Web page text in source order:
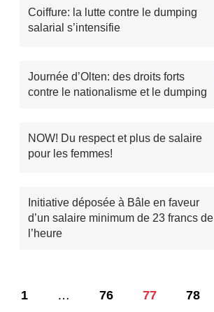
Coiffure: la lutte contre le dumping
salarial s’intensifie
Journée d’Olten: des droits forts
contre le nationalisme et le dumping
NOW! Du respect et plus de salaire
pour les femmes!
Initiative déposée à Bâle en faveur
d’un salaire minimum de 23 francs de
l’heure
1 … 76 77 78